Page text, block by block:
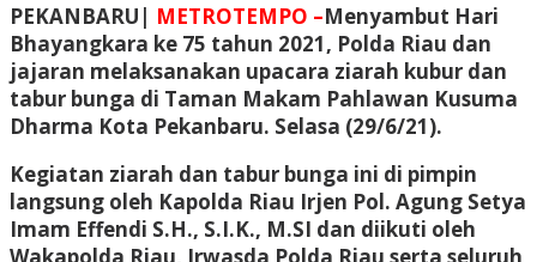
PEKANBARU| METROTEMPO –Menyambut Hari
Bhayangkara ke 75 tahun 2021, Polda Riau dan
jajaran melaksanakan upacara ziarah kubur dan
tabur bunga di Taman Makam Pahlawan Kusuma
Dharma Kota Pekanbaru. Selasa (29/6/21).
Kegiatan ziarah dan tabur bunga ini di pimpin
langsung oleh Kapolda Riau Irjen Pol. Agung Setya
Imam Effendi S.H., S.I.K., M.SI dan diikuti oleh
Wakapolda Riau, Irwasda Polda Riau serta seluruh